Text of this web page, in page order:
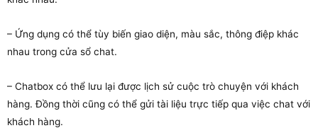
– Ứng dụng có thể tùy biến giao diện, màu sắc, thông điệp khác
nhau trong cửa sổ chat.
– Chatbox có thể lưu lại được lịch sử cuộc trò chuyện với khách
hàng. Đồng thời cũng có thể gửi tài liệu trực tiếp qua việc chat với
khách hàng.